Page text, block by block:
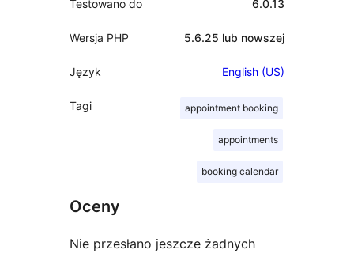
Testowano do 6.0.13
Wersja PHP 5.6.25 lub nowszej
Język English (US)
Tagi appointment booking
appointments
booking calendar
Oceny
Nie przesłano jeszcze żadnych